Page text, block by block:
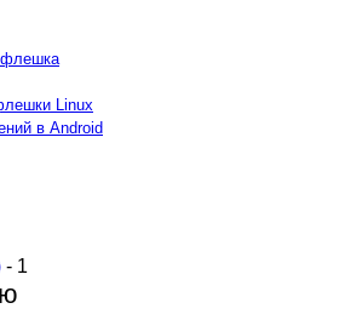
флешка
Linux
в Android
- 1